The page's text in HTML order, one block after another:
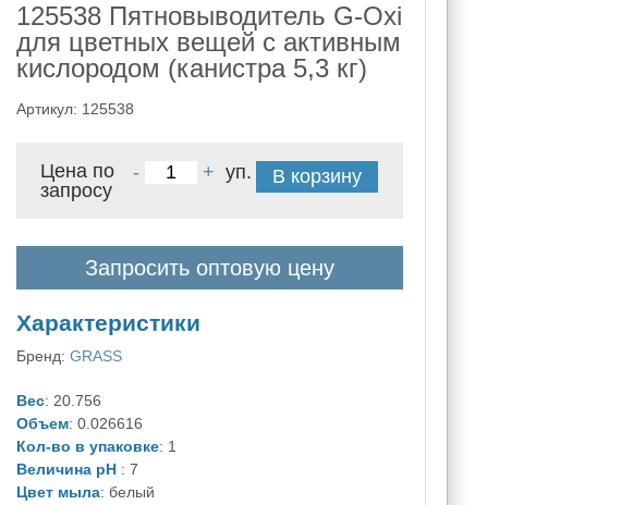
125538 Пятновыводитель G-Oxi
для цветных вещей с активным
кислородом (канистра 5,3 кг)
Артикул: 125538
Цена по
запросу
- + уп. В корзину
Запросить оптовую цену
Характеристики
Бренд: GRASS
Вес: 20.756
Объем: 0.026616
Кол-во в упаковке: 1
Величина рН : 7
Цвет мыла: белый